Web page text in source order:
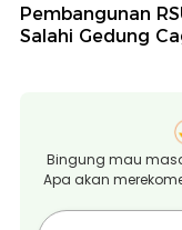
Pembangunan
Salahi Gedung
Bingung mau
Apa akan